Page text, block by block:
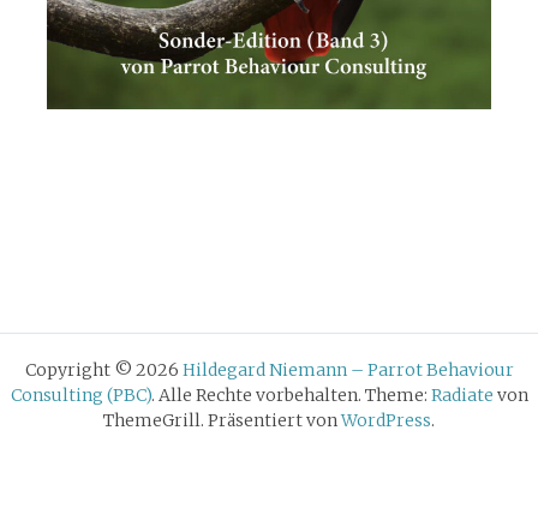
Copyright © 2026 Hildegard Niemann – Parrot Behaviour
Consulting (PBC). Alle Rechte vorbehalten. Theme: Radiate von
ThemeGrill. Präsentiert vonWordPress.